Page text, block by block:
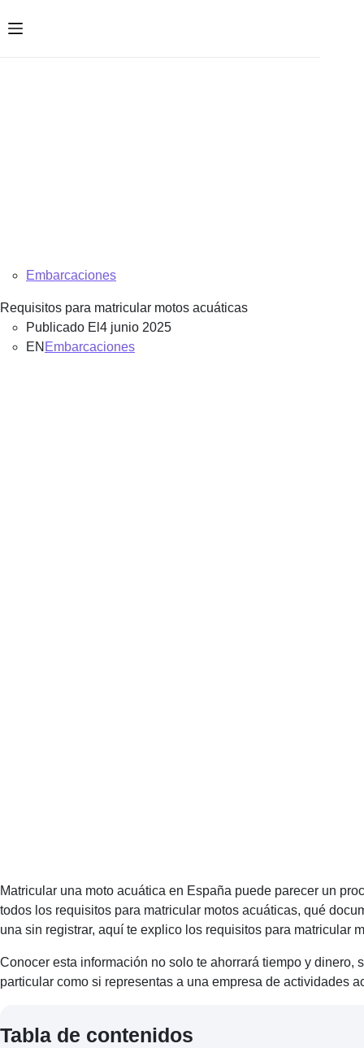
al
Embarcaciones
Requisitos para matricular motos acuáticas
Publicado El 4 junio 2025
EN Embarcaciones
Matricular una moto acuática en España puede parecer un
todos los requisitos para matricular motos acuáticas, qué
una sin registrar, aquí te explico los requisitos para matricular
Conocer esta información no solo te ahorrará tiempo y
particular como si representas a una empresa de actividades
Tabla de contenidos